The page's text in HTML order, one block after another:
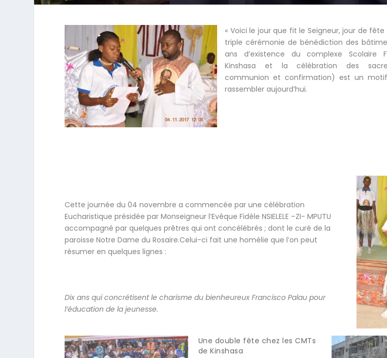
« Voici le jour que fit le Seigneur, jour de
triple cérémonie de bénédiction des
ans d’existence du complexe Scolaire
Kinshasa et la célébration des
communion et confirmation) est un
rassembler aujourd’hui.
Cette journée du 04 novembre a commencée par une célébration
Eucharistique présidée par Monseigneur l’Evêque Fidèle NSIELELE –ZI- MPUTU
accompagné par quelques prêtres qui ont concélébrés ; dont le curé de la
paroisse Notre Dame du Rosaire.Celui-ci fait une homélie que l’on peut
résumer en quelques lignes :
Dix ans qui concrétisent le charisme du bienheureux Francisco Palau pour
l’éducation de la jeunesse.
Une double fête chez les CMTs
de Kinshasa